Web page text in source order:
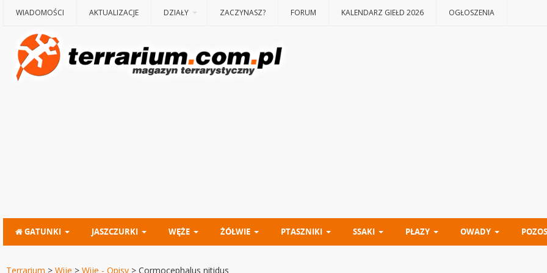
WIADOMOŚCI AKTUALIZACJE DZIAŁY ZACZYNASZ? FORUM KALENDARZ GIEŁD 2026 OGŁOSZENIA
GATUNKI JASZCZURKI WĘŻE ŻÓŁWIE PTASZNIKI SSAKI PŁAZY OWADY
Terrarium > Wije > Wije - Opisy > Cormocephalus nitidus